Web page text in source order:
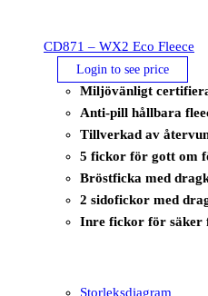
CD871 – WX2 Eco Fleece
Login to see price
Miljövänligt
Anti-pill hållbara
Tillverkad av
5 fickor för gott om
Bröstficka med
2 sidofickor med
Inre fickor för säker
Storleksdiagram